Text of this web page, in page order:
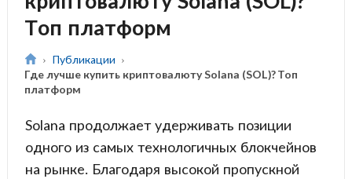
Топ платформ
Публикации
Где лучше купить криптовалюту Solana (SOL)? Топ
платформ
Solana продолжает удерживать позиции
одного из самых технологичных блокчейнов
на рынке. Благодаря высокой пропускной